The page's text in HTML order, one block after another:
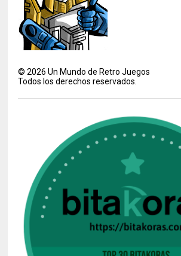
©2026 Un Mundo de Retro Juegos
Todos los derechos reservados.